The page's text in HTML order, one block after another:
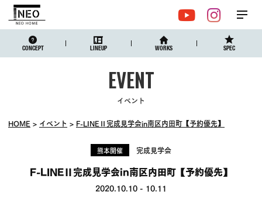
CONCEPT LINEUP WORKS SPEC
YouTube
メ
イベント
HOME イベント F-LINEⅡ完成見学会in南区内田町【予約優先】
熊本開催 完成見学会
F-LINEⅡ完成見学会in南区内田町【予約優先】
2020.10.10 - 10.11